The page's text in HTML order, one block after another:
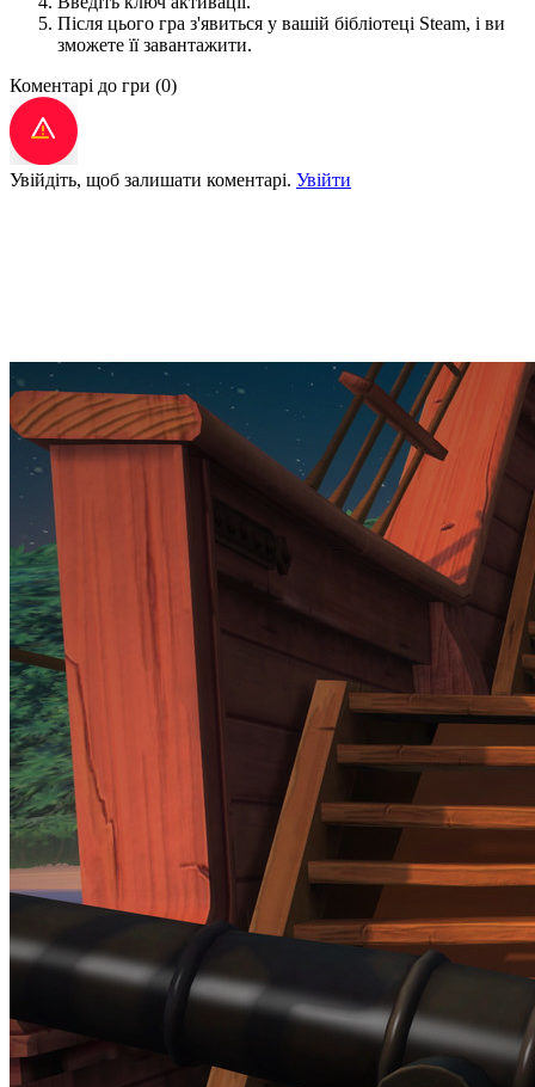
Після цього гра з'явиться у вашій бібліотеці Steam, і ви
зможете її завантажити.
Коментарі до гри (0)
Увійдіть, щоб залишати коментарі. Увійти